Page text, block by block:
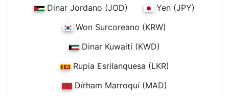
Dinar Jordano (JOD)
Yen (JPY)
Won Surcoreano (KRW)
Dinar Kuwaití (KWD)
Rupia Esrilanquesa (LKR)
Dírham Marroquí (MAD)